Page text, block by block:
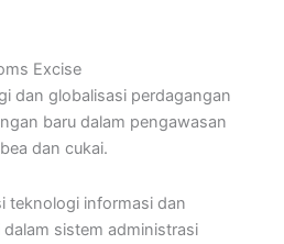
Excise
dan globalisasi perdagangan
baru dalam pengawasan
dan cukai.
teknologi informasi dan
sistem administrasi